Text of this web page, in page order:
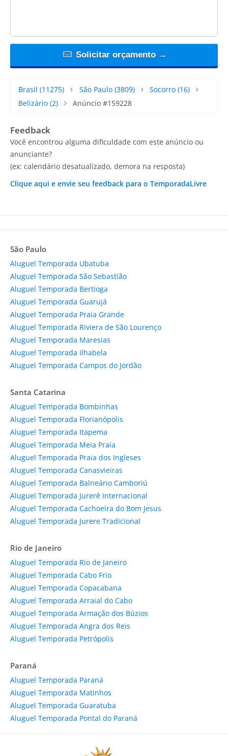
Solicitar orçamento →
Brasil (11275) São Paulo(3809) Socorro (16)
Belizário (2) Anúncio #159228
Feedback
Você encontrou alguma dificuldade com este anúncio ou
anunciante?
(ex: calendário desatualizado, demora na resposta)
Clique aqui e envie seu feedback para o TemporadaLivre
São Paulo
Aluguel Temporada Ubatuba
Aluguel Temporada São Sebastião
Aluguel Temporada Bertioga
Aluguel Temporada Guarujá
Aluguel Temporada Praia Grande
Aluguel Temporada Riviera de São Lourenço
Aluguel Temporada Maresias
Aluguel Temporada Ilhabela
Aluguel Temporada Campos do Jordão
Santa Catarina
Aluguel Temporada Bombinhas
Aluguel Temporada Florianópolis
Aluguel Temporada Itapema
Aluguel Temporada Meia Praia
Aluguel Temporada Praia dos Ingleses
Aluguel Temporada Canasvieiras
Aluguel Temporada Balneário Camboriú
Aluguel Temporada Jurerê Internacional
Aluguel Temporada Cachoeira do Bom Jesus
Aluguel Temporada Jurere Tradicional
Rio de Janeiro
Aluguel Temporada Rio de Janeiro
Aluguel Temporada Cabo Frio
Aluguel Temporada Copacabana
Aluguel Temporada Arraial do Cabo
Aluguel Temporada Armação dos Búzios
Aluguel Temporada Angra dos Reis
Aluguel Temporada Petrópolis
Paraná
Aluguel Temporada Paraná
Aluguel Temporada Matinhos
Aluguel Temporada Guaratuba
Aluguel Temporada Pontal do Paraná